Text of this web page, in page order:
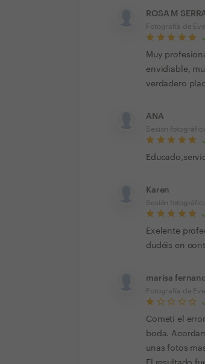
ROSA M
Fotografía de
Muy
envidiable,
verdadero
ANA
Sesión
Karen
Sesión
Exelente
dudéis en
marisa
Fotografía de
Cometí el
boda.
unas fotos